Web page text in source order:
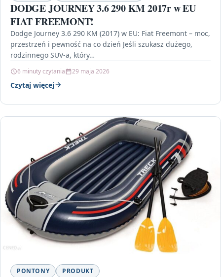
DODGE JOURNEY 3.6 290 KM 2017r w EU
FIAT FREEMONT!
Dodge Journey 3.6 290 KM (2017) w EU: Fiat Freemont – moc,
przestrzeń i pewność na co dzień Jeśli szukasz dużego,
rodzinnego SUV-a, który…
6 minuty czytania 29 maja 2026
Czytaj więcej
PONTONY PRODUKT